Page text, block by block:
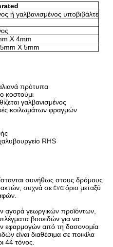
ή γαλβανισμένος υποβιβάλτε
X 4mm
X 5mm
πρότυπα
κοστούμι
γαλβανισμένος
κοιλωμάτων φραγμών
RHS
συνήθως στους δρόμους
συχνά σεέναόριο μεταξύ
αγορά γεωργικών προϊόντων,
βοοειδών για να
εφαρμογών από τη δασονομία
είναι διαθέσιμα σε ποικίλα
44 τόνος.